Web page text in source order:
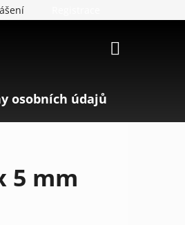
osobních údajů
5 mm